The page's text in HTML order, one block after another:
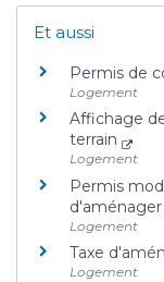
Et aussi
Permis de
Logement
Affichage
terrain
Logement
Permis
d'aménager
Logement
Taxe
Logement